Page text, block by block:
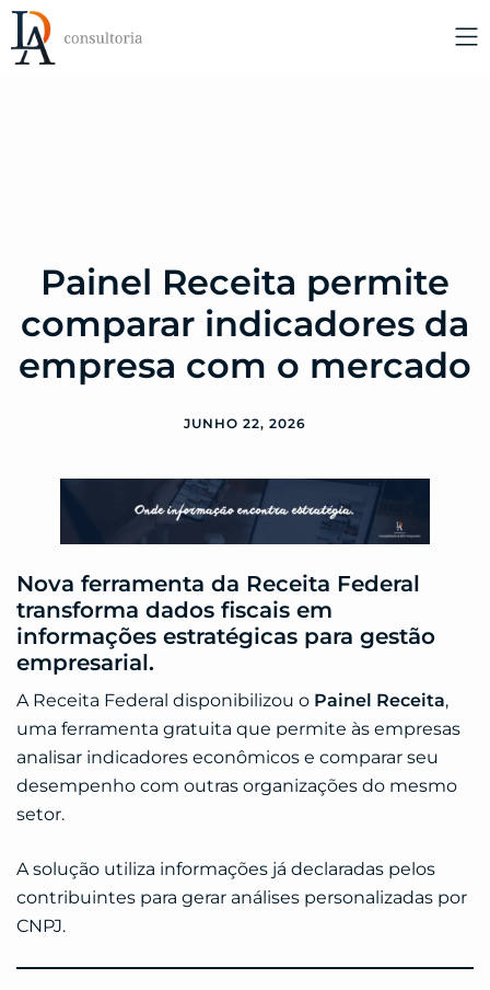
Painel Receita permite
comparar indicadores da
empresa com o mercado
JUNHO 22, 2026
Nova ferramenta da Receita Federal
transforma dados fiscais em
informações estratégicas para gestão
empresarial.
A Receita Federal disponibilizou o Painel Receita,
uma ferramenta gratuita que permite às empresas
analisar indicadores econômicos e comparar seu
desempenho com outras organizações do mesmo
setor.
A solução utiliza informações já declaradas pelos
contribuintes para gerar análises personalizadas por
CNPJ.